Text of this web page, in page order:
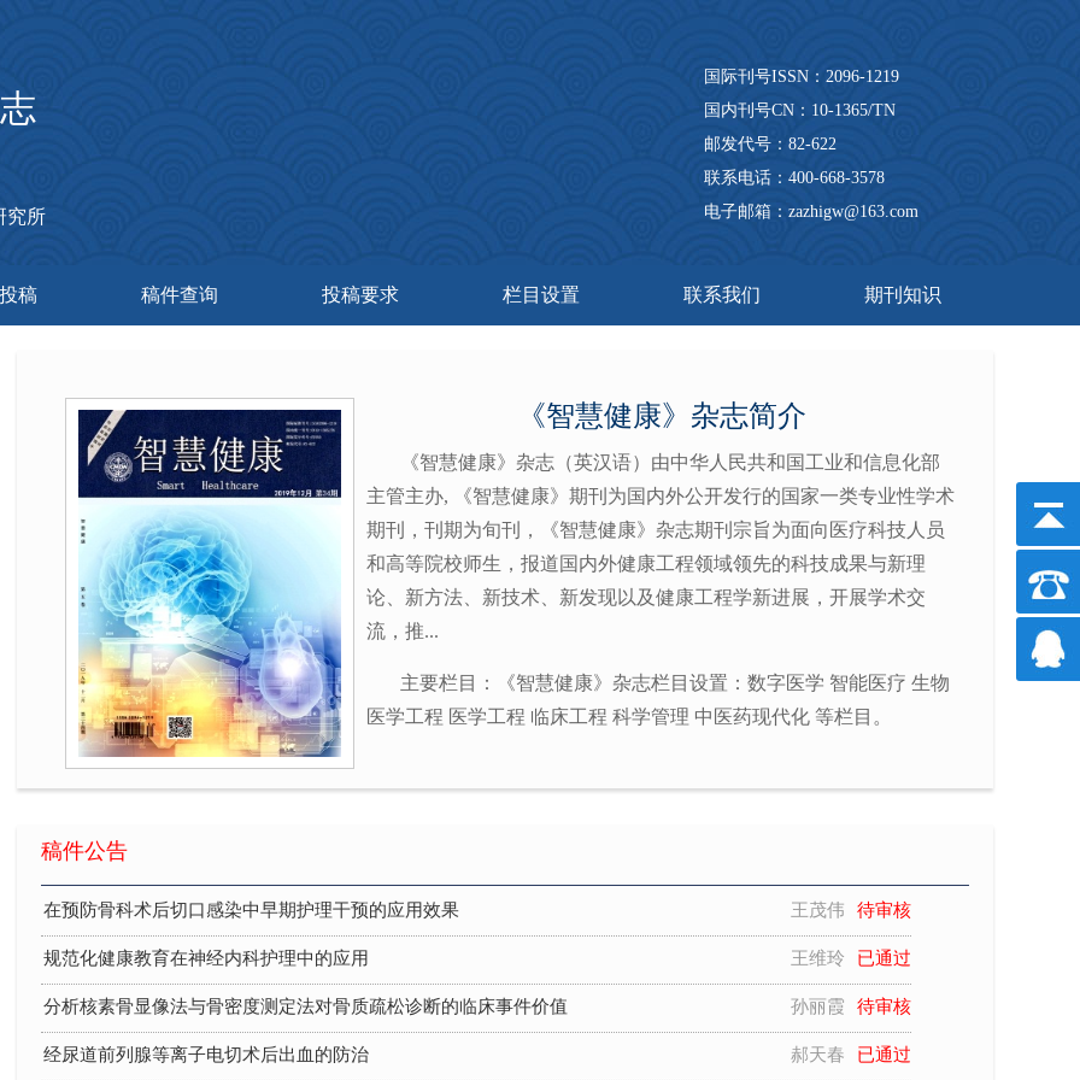
究所
国际刊号ISSN：2096-1219
国内刊号CN：10-1365/TN
邮发代号：82-622
联系电话：400-668-3578
电子邮箱：zazhigw@163.com
稿 稿件查询 投稿要求 栏目设置 联系我们 期刊知识
《智慧健康》杂志简介
《智慧健康》杂志（英汉语）由中华人民共和国工业和信息化部
主管主办, 《智慧健康》期刊为国内外公开发行的国家一类专业性学术
期刊，刊期为旬刊，《智慧健康》杂志期刊宗旨为面向医疗科技人员
和高等院校师生，报道国内外健康工程领域领先的科技成果与新理
论、新方法、新技术、新发现以及健康工程学新进展，开展学术交
流，推...
主要栏目：《智慧健康》杂志栏目设置：数字医学 智能医疗 生物
医学工程 医学工程 临床工程 科学管理 中医药现代化 等栏目。
稿件公告
经尿道前列腺等离子电切术后出血的防治
酶联免疫法和定量聚合酶链反应法检测对乙肝两对半的临床分析 已通过
韦祎
优质护理在腹腔镜子宫肌瘤切除患者围手术期的应用效果分析
临床心理护理对急诊骨外伤患者治疗效果评价 已通过
刘翠
天麻钩藤饮加减治疗肝阳上亢型原发性高血压病54例临床效果观察
在预防骨科术后切口感染中早期护理干预的应用效果 待审核
王茂伟
规范化健康教育在神经内科护理中的应用 已通过
王维玲
分析核素骨显像法与骨密度测定法对骨质疏松诊断的临床事件价值 待审核
孙丽霞
经尿道前列腺等离子电切术后出血的防治 已通过
郝天春